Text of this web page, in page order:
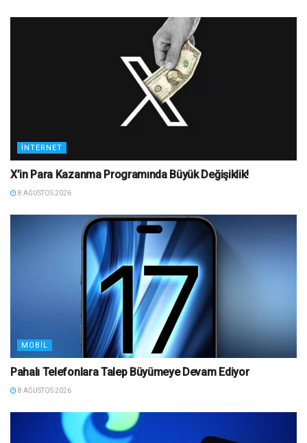
İNTERNET
X’in Para Kazanma Programında Büyük Değişiklik!
8 AĞUSTOS 2026
MOBIL
Pahalı Telefonlara Talep Büyümeye Devam Ediyor
8 AĞUSTOS 2026